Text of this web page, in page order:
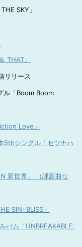
SKY」
THAT」
リリース
ル「Boom Boom
Love」
5thシングル「セツナハ
新世界」 （課題曲な
SIN: BLISS」
バム「UNBREAKABLE: